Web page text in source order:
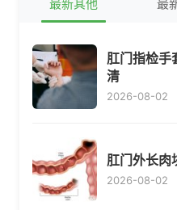
最新其他 最
肛门指检手
清
2026-08-02
肛门外长肉
2026-08-02